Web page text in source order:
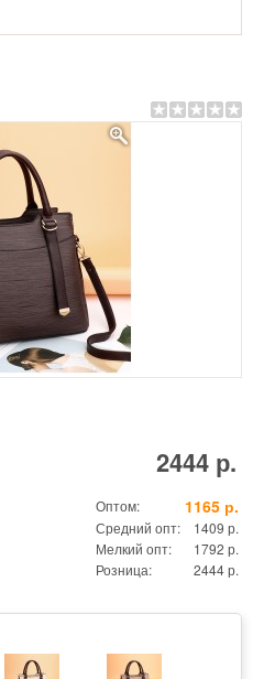
2444 р.
Оптом: 1165 р.
Средний опт:
1409 р.
Мелкий опт:
1792 р.
Розница:
2444 р.